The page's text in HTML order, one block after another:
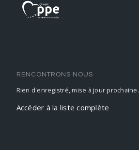
RENCONTRONS NOUS
Rien d'enregistré, mise à jour prochaine.
Accéder à la liste complète